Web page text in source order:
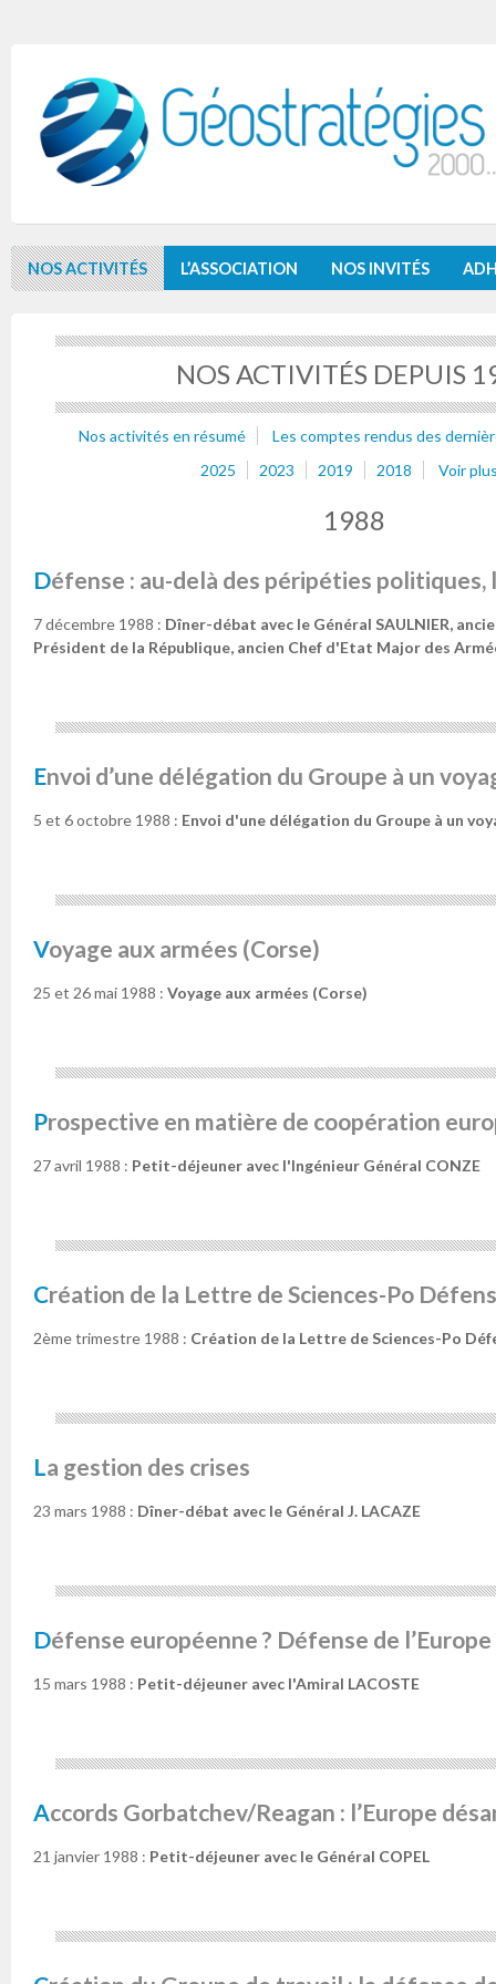
NOS ACTIVITÉS L’ASSOCIATION NOS INVITÉS
NOS ACTIVITÉS DEPUIS
Nos activités en résumé
Les comptes rendus des
2025
2023 2019 2018 Voir
1988
Défense : au-delà des péripéties
7 décembre 1988 : Dîner-débat avec le Général SAULNIER,
Président de la République, ancien Chef d'Etat Major des
Envoi d’une délégation du Groupe à un
5 et 6 octobre 1988 : Envoi d'une délégation du Groupe à un
Voyage aux armées (Corse)
25 et 26 mai 1988 : Voyage aux armées (Corse)
Prospective en matière de coopération
27 avril 1988 : Petit-déjeuner avec l'Ingénieur Général CONZE
Création de la Lettre de Sciences-Po
2ème trimestre 1988 : Création de la Lettre de Sciences-Po
La gestion des crises
23 mars 1988 : Dîner-débat avec le Général J. LACAZE
Défense européenne ? Défense de l’Europe
15 mars 1988 : Petit-déjeuner avec l'Amiral LACOSTE
Accords Gorbatchev/Reagan : l’Europe
21 janvier 1988 : Petit-déjeuner avec le Général COPEL